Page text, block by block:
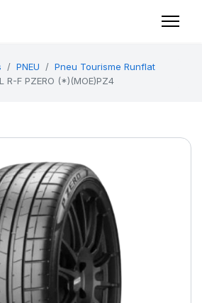
PNEU
Pneu Tourisme Runflat
R-F PZERO (*)(MOE)PZ4